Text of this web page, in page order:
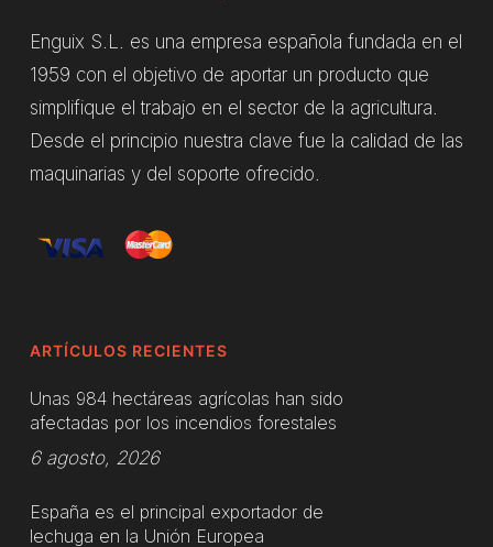
Enguix S.L. es una empresa española fundada en el
1959 con el objetivo de aportar un producto que
simplifique el trabajo en el sector de la agricultura.
Desde el principio nuestra clave fue la calidad de las
maquinarias y del soporte ofrecido.
ARTÍCULOS RECIENTES
Unas 984 hectáreas agrícolas han sido
afectadas por los incendios forestales
6 agosto, 2026
España es el principal exportador de
lechuga en la Unión Europea